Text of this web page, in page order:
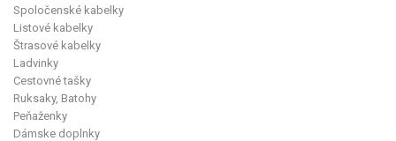
Spoločenské kabelky
Listové kabelky
Štrasové kabelky
Ladvinky
Cestovné tašky
Ruksaky, Batohy
Peňaženky
Dámske doplnky